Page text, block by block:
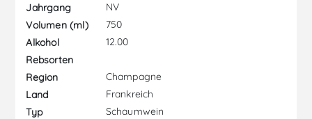
Jahrgang
NV
Volumen (ml)
750
Alkohol
12.00
Rebsorten
Region
Champagne
Land
Frankreich
Typ
Schaumwein